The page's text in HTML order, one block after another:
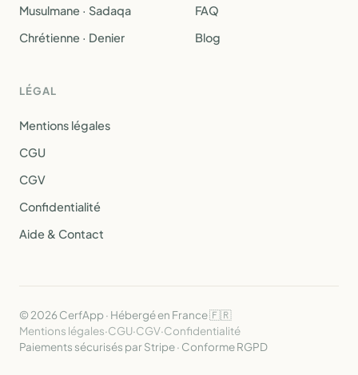
Musulmane · Sadaqa
Chrétienne · Denier
FAQ
Blog
LÉGAL
Mentions légales
CGU
CGV
Confidentialité
Aide & Contact
© 2026 CerfApp · Hébergé en France 🇫🇷
Mentions légales·CGU·CGV·Confidentialité
Paiements sécurisés par Stripe · Conforme RGPD